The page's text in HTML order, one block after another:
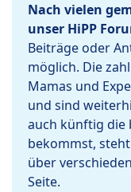
Nach vielen
unser HiPP
Beiträge oder
möglich. Die
Mamas und
und sind
auch künftig die
bekommst,
über
Seite.